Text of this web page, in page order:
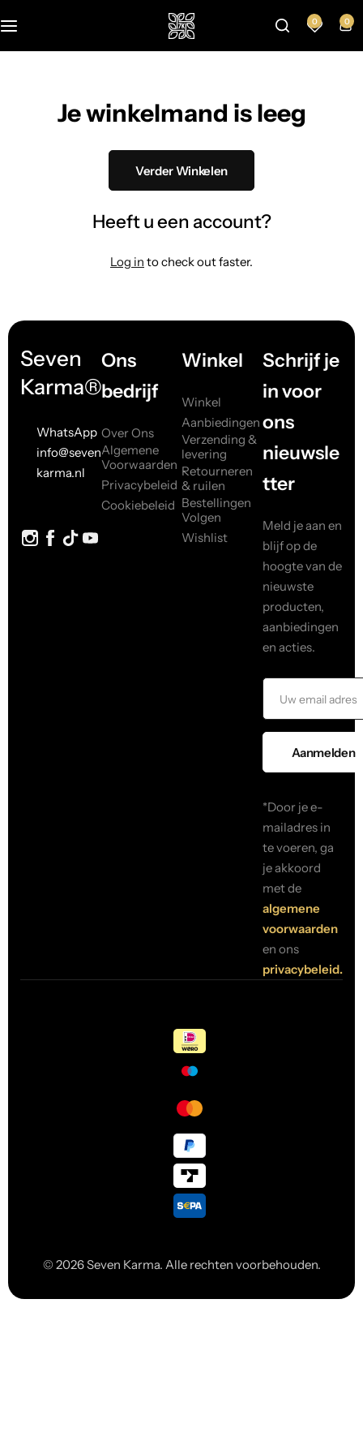
0 0
Je winkelmand is leeg
Verder Winkelen
Heeft u een account?
Log in to check out faster.
Seven
Karma®
WhatsApp
info@seven
karma.nl
Ons
bedrijf
Over Ons
Algemene
Voorwaarden
Privacybeleid
Cookiebeleid
Winkel
Winkel
Aanbiedingen
Verzending &
levering
Retourneren
& ruilen
Bestellingen
Volgen
Wishlist
Schrijf je
in voor
ons
nieuwsle
tter
Meld je aan en
blijf op de
hoogte van de
nieuwste
producten,
aanbiedingen
en acties.
*Door je e-
mailadres in
te voeren, ga
je akkoord
met de
algemene
voorwaarden
en ons
privacybeleid.
© 2026 Seven Karma. Alle rechten voorbehouden.